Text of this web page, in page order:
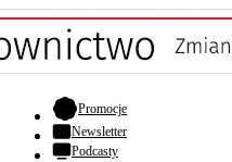
Promocje- otwiera się w
Newsletter
Podcasty